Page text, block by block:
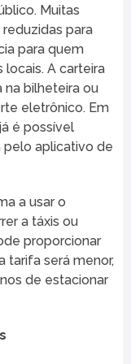
Muitas
para
para quem
A carteira
bilheteira ou
eletrônico. Em
é possível
pelo aplicativo de
a usar o
a táxis ou
proporcionar
tarifa será menor,
de estacionar